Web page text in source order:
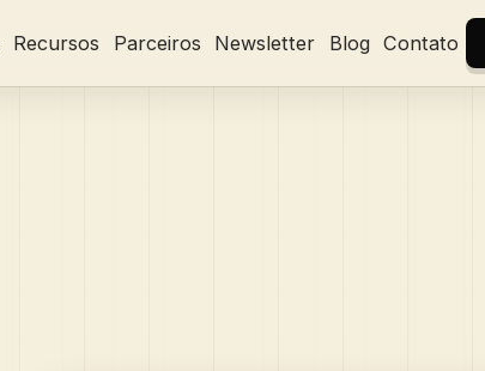
Recursos Parceiros Newsletter Blog Contato